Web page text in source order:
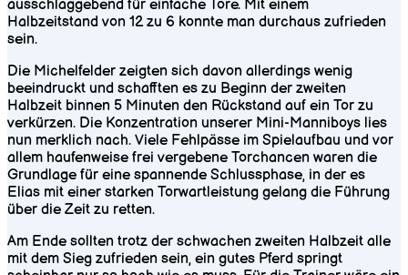
ausschlaggebend für einfache Tore. Mit einem
Halbzeitstand von 12 zu 6 konnte man durchaus zufrieden
sein.
Die Michelfelder zeigten sich davon allerdings wenig
beeindruckt und schafften es zu Beginn der zweiten
Halbzeit binnen 5 Minuten den Rückstand auf ein Tor zu
verkürzen. Die Konzentration unserer Mini-Manniboys lies
nun merklich nach. Viele Fehlpässe im Spielaufbau und vor
allem haufenweise frei vergebene Torchancen waren die
Grundlage für eine spannende Schlussphase, in der es
Elias mit einer starken Torwartleistung gelang die Führung
über die Zeit zu retten.
Am Ende sollten trotz der schwachen zweiten Halbzeit alle
mit dem Sieg zufrieden sein, ein gutes Pferd springt